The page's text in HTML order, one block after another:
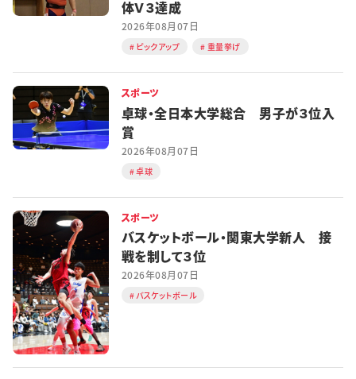
体Ｖ３達成
2026年08月07日
ピックアップ 重量挙げ
スポーツ
卓球・全日本大学総合 男子が３位入
賞
2026年08月07日
卓球
スポーツ
バスケットボール・関東大学新人 接
戦を制して３位
2026年08月07日
バスケットボール